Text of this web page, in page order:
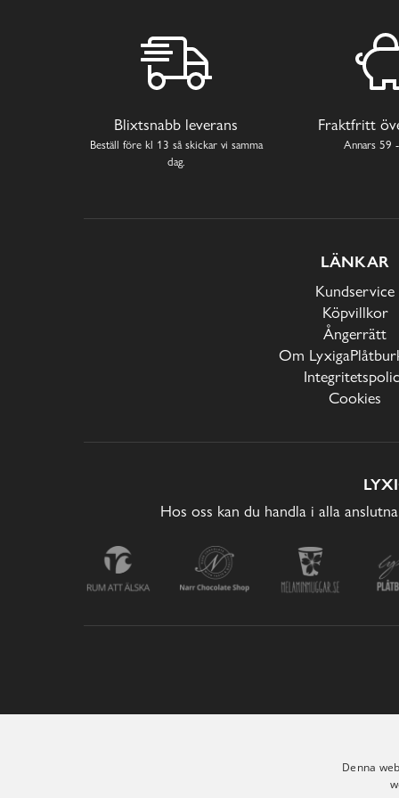
Blixtsnabb leverans
Beställ före kl 13 så skickar vi samma
dag.
Fraktfritt
Annars 59
LÄNKAR
Kundservice
Köpvillkor
Ångerrätt
Om
Cookies
Hos oss kan du handla i alla
Denna